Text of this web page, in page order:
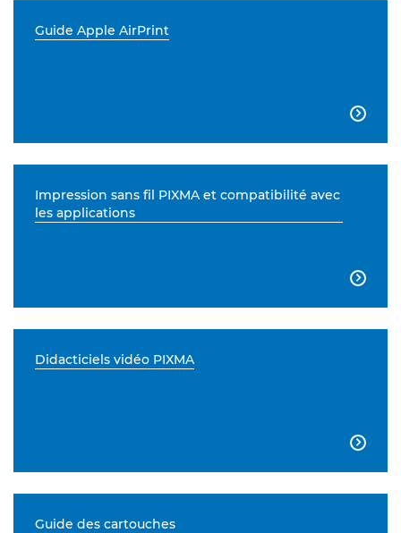
Guide Apple AirPrint

Impression sans fil PIXMA et compatibilité avec
les applications

Didacticiels vidéo PIXMA

Guide des cartouches